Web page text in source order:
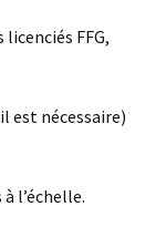
FFG,
est nécessaire)
l’échelle.